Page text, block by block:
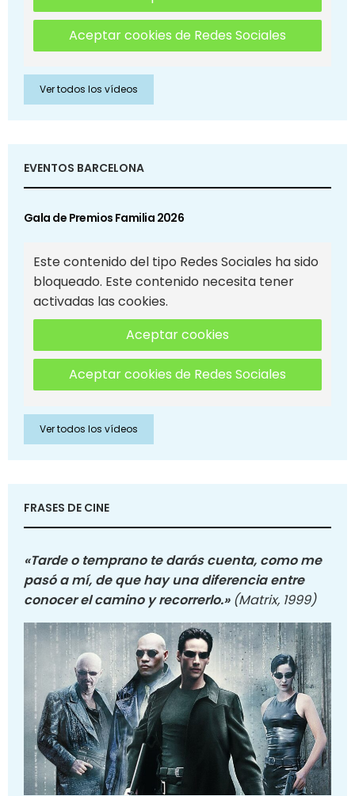
Aceptar cookies de Redes Sociales
Ver todos los vídeos
EVENTOS BARCELONA
Gala de Premios Familia 2026
Este contenido del tipo Redes Sociales ha sido
bloqueado. Este contenido necesita tener
activadas las cookies.
Aceptar cookies
Aceptar cookies de Redes Sociales
Ver todos los vídeos
FRASES DE CINE
«Tarde o temprano te darás cuenta, como me
pasó a mí, de que hay una diferencia entre
conocer el camino y recorrerlo.» (Matrix, 1999)